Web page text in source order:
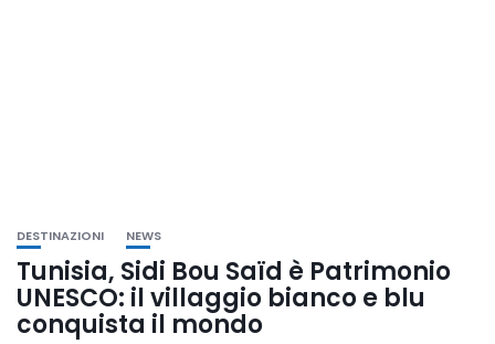
DESTINAZIONI NEWS
Tunisia, Sidi Bou Saïd è Patrimonio
UNESCO: il villaggio bianco e blu
conquista il mondo